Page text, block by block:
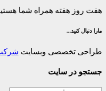
هفت روز هفته همراه شما
مارا دنبال کنید...
طراحی تخصصی وبسایت شرکت
جستجو در سایت